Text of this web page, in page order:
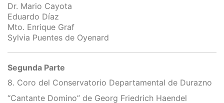
Dr. Mario Cayota
Eduardo Díaz
Mto. Enrique Graf
Sylvia Puentes de Oyenard
Segunda Parte
8. Coro del Conservatorio Departamental de Durazno
“Cantante Domino” de Georg Friedrich Haendel